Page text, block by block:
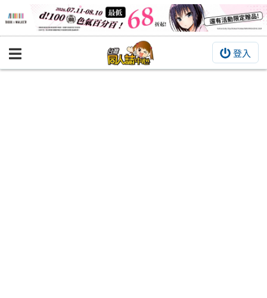
登入
BOOKY書集倉庫